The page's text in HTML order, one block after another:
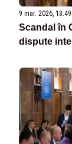
9 mar. 2026, 18:49
Scandal în
dispute